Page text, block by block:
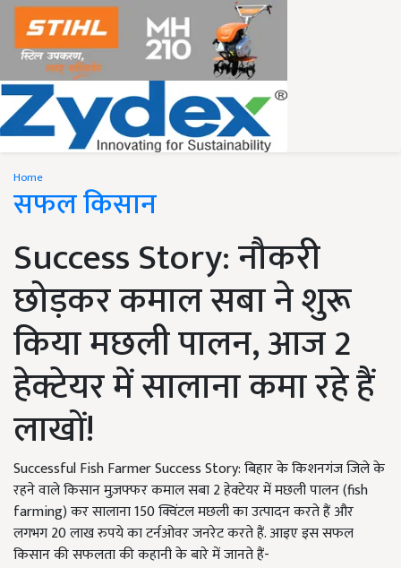
Home
सफल किसान
Success Story: नौकरी
छोड़कर कमाल सबा ने शुरू
किया मछली पालन, आज 2
हेक्टेयर में सालाना कमा रहे हैं
लाखों!
Successful Fish Farmer Success Story: बिहार के किशनगंज जिले के
रहने वाले किसान मुज़फ्फर कमाल सबा 2 हेक्टेयर में मछली पालन (fish
farming) कर सालाना 150 क्विंटल मछली का उत्पादन करते हैं और
लगभग 20 लाख रुपये का टर्नओवर जनरेट करते हैं. आइए इस सफल
किसान की सफलता की कहानी के बारे में जानते हैं-